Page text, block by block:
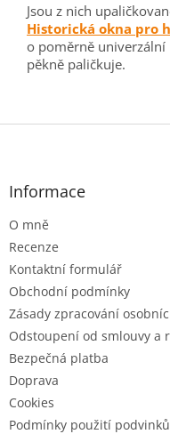
Jsou z nich
Historická okna pro
o poměrně univerzální
pěkně paličkuje.
Z
Informace
O mně
Recenze
Kontaktní formulář
Obchodní podmínky
Zásady zpracování
Odstoupení od smlouvy a
Bezpečná platba
Doprava
Cookies
Podmínky použití podvinků